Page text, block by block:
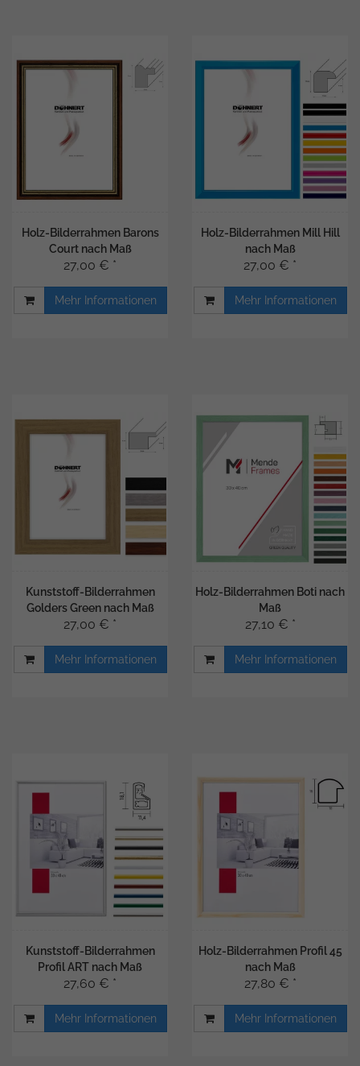
Holz-Bilderrahmen Barons
Court nach Maß
27,00 € *
Mehr Informationen
Holz-Bilderrahmen Mill Hill
nach Maß
27,00 € *
Mehr Informationen
Kunststoff-Bilderrahmen
Golders Green nach Maß
27,00 € *
Mehr Informationen
Holz-Bilderrahmen Boti nach
Maß
27,10 € *
Mehr Informationen
Kunststoff-Bilderrahmen
Profil ART nach Maß
27,60 € *
Mehr Informationen
Holz-Bilderrahmen Profil 45
nach Maß
27,80 € *
Mehr Informationen